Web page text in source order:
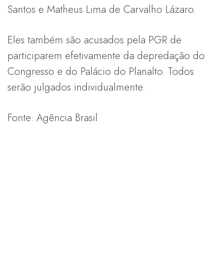
Santos e Matheus Lima de Carvalho Lázaro.
Eles também são acusados pela PGR de
participarem efetivamente da depredação do
Congresso e do Palácio do Planalto. Todos
serão julgados individualmente.
Fonte: Agência Brasil